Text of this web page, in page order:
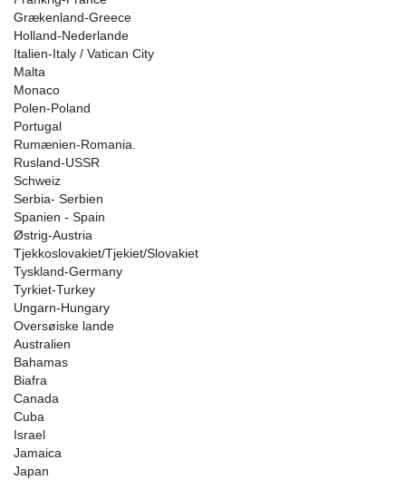
Grækenland-Greece
Holland-Nederlande
Italien-Italy / Vatican City
Malta
Monaco
Polen-Poland
Portugal
Rumænien-Romania.
Rusland-USSR
Schweiz
Serbia- Serbien
Spanien - Spain
Østrig-Austria
Tjekkoslovakiet/Tjekiet/Slovakiet
Tyskland-Germany
Tyrkiet-Turkey
Ungarn-Hungary
Oversøiske lande
Australien
Bahamas
Biafra
Canada
Cuba
Israel
Jamaica
Japan